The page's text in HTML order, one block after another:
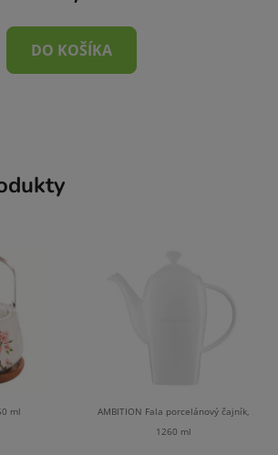
DO KOŠÍKA
ml
AMBITION Fala porcelánový čajník,
1260 ml